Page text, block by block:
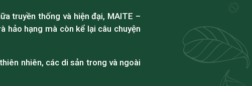
truyền thống và hiện đại, MAITE –
hảo hạng mà còn kể lại câu chuyện
nhiên, các di sản trong và ngoài